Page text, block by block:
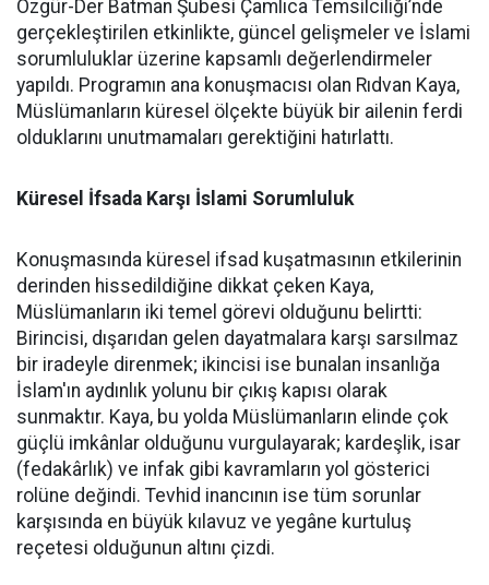
Özgür-Der Batman Şubesi Çamlıca Temsilciliği’nde
gerçekleştirilen etkinlikte, güncel gelişmeler ve İslami
sorumluluklar üzerine kapsamlı değerlendirmeler
yapıldı. Programın ana konuşmacısı olan Rıdvan Kaya,
Müslümanların küresel ölçekte büyük bir ailenin ferdi
olduklarını unutmamaları gerektiğini hatırlattı.
Küresel İfsada Karşı İslami Sorumluluk
Konuşmasında küresel ifsad kuşatmasının etkilerinin
derinden hissedildiğine dikkat çeken Kaya,
Müslümanların iki temel görevi olduğunu belirtti:
Birincisi, dışarıdan gelen dayatmalara karşı sarsılmaz
bir iradeyle direnmek; ikincisi ise bunalan insanlığa
İslam'ın aydınlık yolunu bir çıkış kapısı olarak
sunmaktır. Kaya, bu yolda Müslümanların elinde çok
güçlü imkânlar olduğunu vurgulayarak; kardeşlik, isar
(fedakârlık) ve infak gibi kavramların yol gösterici
rolüne değindi. Tevhid inancının ise tüm sorunlar
karşısında en büyük kılavuz ve yegâne kurtuluş
reçetesi olduğunun altını çizdi.